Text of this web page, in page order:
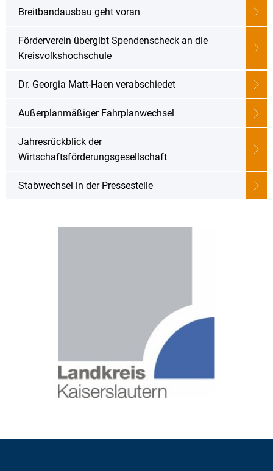
Beteiligungen
Klimamanagement
Breitbandausbau geht voran
Förderverein übergibt Spendenscheck an die
Kreisvolkshochschule
Dr. Georgia Matt-Haen verabschiedet
Außerplanmäßiger Fahrplanwechsel
Jahresrückblick der
Wirtschaftsförderungsgesellschaft
Stabwechsel in der Pressestelle